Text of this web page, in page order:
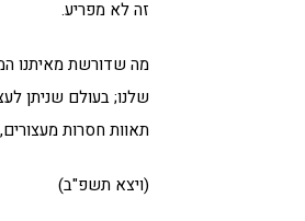
זה לא מפריע.
מה שדורשת מאיתנו
שלנו; בעולם שניתן
תאוות חסרות
(ויצא תשפ"ב)